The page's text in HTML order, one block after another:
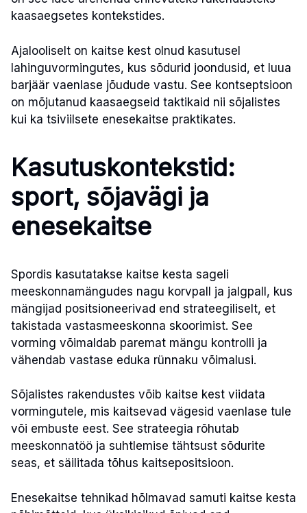
kaasaegsetes kontekstides.
Ajalooliselt on kaitse kest olnud kasutusel
lahinguvormingutes, kus sõdurid joondusid, et luua
barjäär vaenlase jõudude vastu. See kontseptsioon
on mõjutanud kaasaegseid taktikaid nii sõjalistes
kui ka tsiviilsete enesekaitse praktikates.
Kasutuskontekstid:
sport, sõjavägi ja
enesekaitse
Spordis kasutatakse kaitse kesta sageli
meeskonnamängudes nagu korvpall ja jalgpall, kus
mängijad positsioneerivad end strateegiliselt, et
takistada vastasmeeskonna skoorimist. See
vorming võimaldab paremat mängu kontrolli ja
vähendab vastase eduka rünnaku võimalusi.
Sõjalistes rakendustes võib kaitse kest viidata
vormingutele, mis kaitsevad vägesid vaenlase tule
või embuste eest. See strateegia rõhutab
meeskonnatöö ja suhtlemise tähtsust sõdurite
seas, et säilitada tõhus kaitsepositsioon.
Enesekaitse tehnikad hõlmavad samuti kaitse kesta